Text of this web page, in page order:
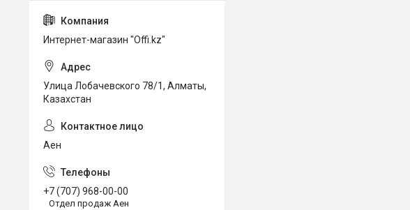
Интернет-магазин "Offi.kz"
Улица Лобачевского 78/1, Алматы,
Казахстан
Аен
+7 (707) 968-00-00
Отдел продаж Аен